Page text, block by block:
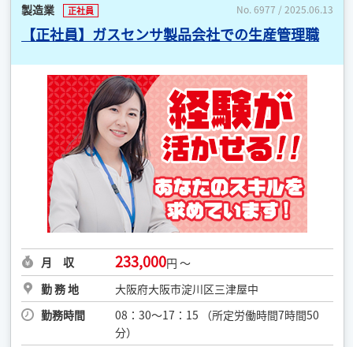
製造業 正社員 No. 6977 / 2025.06.13
【正社員】ガスセンサ製品会社での生産管理職
月 収 233,000円 ～
勤 務 地
大阪府大阪市淀川区三津屋中
勤務時間
08：30〜17：15 （所定労働時間7時間50
分）